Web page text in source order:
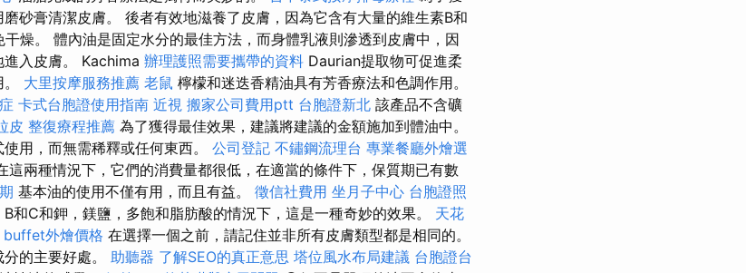
砂膏清潔皮膚。 後者有效地滋養了皮膚，因為它含有大量的維生素B和
燥。 體內油是固定水分的最佳方法，而身體乳液則滲透到皮膚中，因
入皮膚。 Kachima 辦理護照需要攜帶的資料 Daurian提取物可促進柔
大里按摩服務推薦 老鼠 檸檬和迷迭香精油具有芳香療法和色調作用。
卡式台胞證使用指南 近視 搬家公司費用ptt 台胞證新北 該產品不含礦
皮 整復療程推薦 為了獲得最佳效果，建議將建議的金額施加到體油中。
用，而無需稀釋或任何東西。 公司登記 不鏽鋼流理台 專業餐廳外燴選
這兩種情況下，它們的消費量都很低，在適當的條件下，保質期已有數
基本油的使用不僅有用，而且有益。 徵信社費用 坐月子中心 台胞證照
和C和鉀，鎂鹽，多飽和脂肪酸的情況下，這是一種奇妙的效果。 天花
buffet外燴價格 在選擇一個之前，請記住並非所有皮膚類型都是相同的。
的主要好處。 助聽器 了解SEO的真正意思 塔位風水布局建議 台胞證台